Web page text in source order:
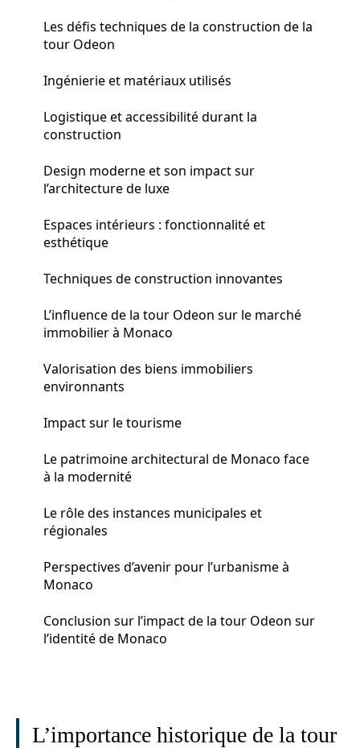
Les défis techniques de la construction de la
tour Odeon
Ingénierie et matériaux utilisés
Logistique et accessibilité durant la
construction
Design moderne et son impact sur
l’architecture de luxe
Espaces intérieurs : fonctionnalité et
esthétique
Techniques de construction innovantes
L’influence de la tour Odeon sur le marché
immobilier à Monaco
Valorisation des biens immobiliers
environnants
Impact sur le tourisme
Le patrimoine architectural de Monaco face
à la modernité
Le rôle des instances municipales et
régionales
Perspectives d’avenir pour l’urbanisme à
Monaco
Conclusion sur l’impact de la tour Odeon sur
l’identité de Monaco
L’importance historique de la tour